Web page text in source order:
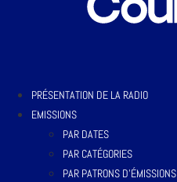
PRÉSENTATION DE LA RADIO
EMISSIONS
PAR DATES
PAR CATÉGORIES
PAR PATRONS D’ÉMISSIONS